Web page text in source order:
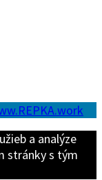
a analýze
stránky s tým